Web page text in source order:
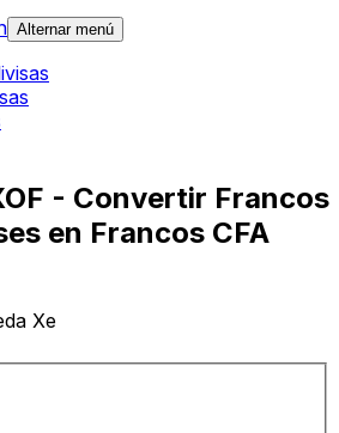
Alternar menú
- Convertir Francos
en Francos CFA
Xe